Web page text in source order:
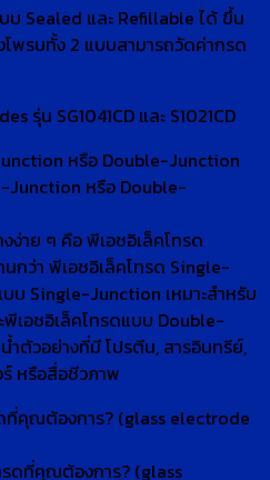
บ Sealed และ Refillable ได้ ขึ้น
พรบทั้ง 2 แบบสามารถวัดค่ากรด
รุ่น SG1041CD และ S1021CD
หรือ Double-Junction
Junction หรือ Double-
ง่าย ๆ คือ พีเอชอิเล็คโทรด
กว่า พีเอชอิเล็คโทรด Single-
บ Single-Junction เหมาะสำหรับ
พีเอชอิเล็คโทรดแบบ Double-
ำตัวอย่างที่มี โปรตีน, สารอินทรีย์,
หรือสื่อชีวภาพ
ที่คุณต้องการ? (glass electrode
รดที่คุณต้องการ? (glass